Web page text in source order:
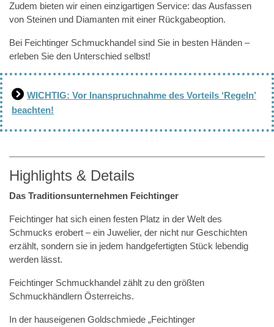
Zudem bieten wir einen einzigartigen Service: das Ausfassen
von Steinen und Diamanten mit einer Rückgabeoption.
Bei Feichtinger Schmuckhandel sind Sie in besten Händen –
erleben Sie den Unterschied selbst!
WICHTIG: Vor Inanspruchnahme des Vorteils ‘Regeln’
beachten!
Highlights & Details
Das Traditionsunternehmen Feichtinger
Feichtinger hat sich einen festen Platz in der Welt des
Schmucks erobert – ein Juwelier, der nicht nur Geschichten
erzählt, sondern sie in jedem handgefertigten Stück lebendig
werden lässt.
Feichtinger Schmuckhandel zählt zu den größten
Schmuckhändlern Österreichs.
In der hauseigenen Goldschmiede „Feichtinger